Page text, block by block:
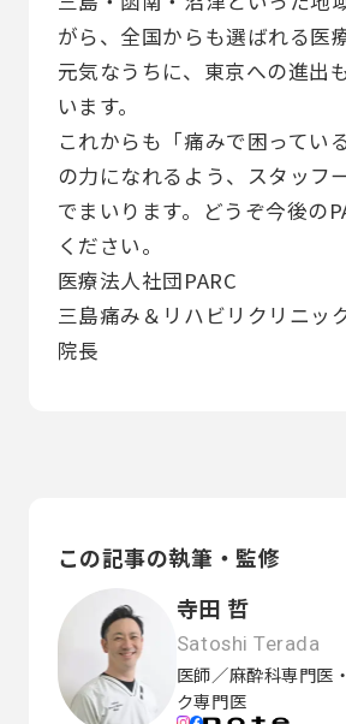
がら、全国からも選ばれる医
元気なうちに、東京への進出
います。
これからも「痛みで困ってい
の力になれるよう、スタッフ
でまいります。どうぞ今後の
ください。
医療法人社団PARC
三島痛み＆リハビリクリニッ
院長
この記事の執筆・監修
寺田 哲
Satoshi Terada
医師／麻酔科専門医
ク専門医